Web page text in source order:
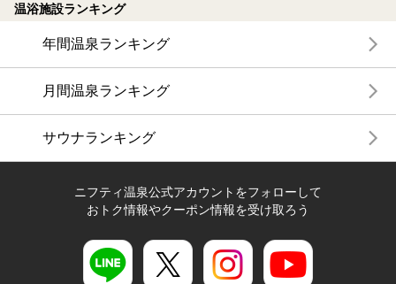
温浴施設ランキング
年間温泉ランキング
月間温泉ランキング
サウナランキング
ニフティ温泉公式アカウントをフォローして
おトク情報やクーポン情報を受け取ろう